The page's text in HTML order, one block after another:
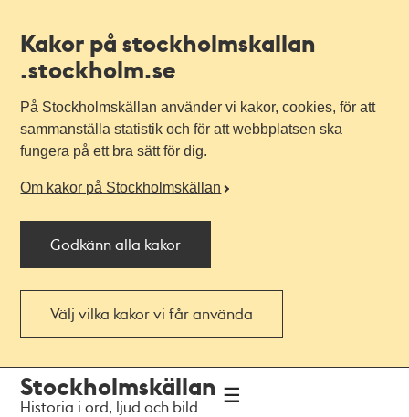
Kakor på stockholmskallan
.stockholm.se
På Stockholmskällan använder vi kakor, cookies, för att
sammanställa statistik och för att webbplatsen ska
fungera på ett bra sätt för dig.
Om kakor på Stockholmskällan
Godkänn alla kakor
Välj vilka kakor vi får använda
navigationen
huvudinnehållet
Stockholmskällan
Historia i ord, ljud och bild